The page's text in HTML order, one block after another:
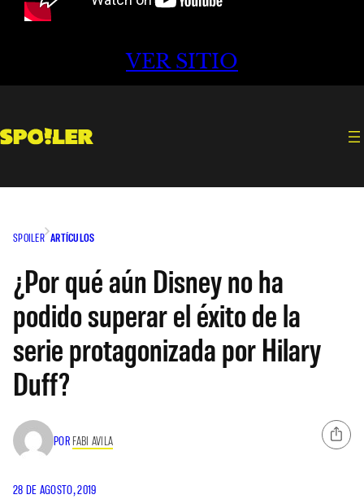
VER SITIO
SPOILER ARTÍCULOS
¿Por qué aún Disney no ha
podido superar el éxito de la
serie protagonizada por Hilary
Duff?
POR FABI AVILA
28 DE AGOSTO, 2019